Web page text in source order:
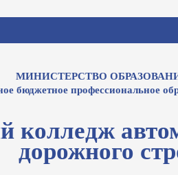
МИНИСТЕРСТВО
бюджетное профессиональное
колледж
дорожного